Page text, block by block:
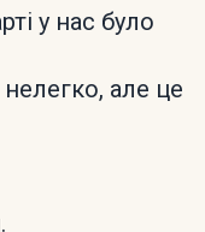
у нас було
але це